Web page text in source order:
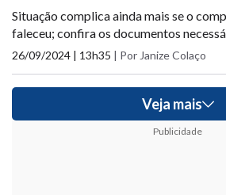
Situação complica ainda mais se o
faleceu; confira os documentos
26/09/2024 | 13h35 | Por Janize Colaço
Veja mais
Publicidade